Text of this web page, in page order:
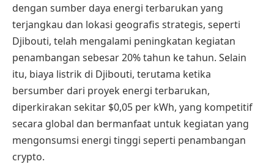
dengan sumber daya energi terbarukan yang
terjangkau dan lokasi geografis strategis, seperti
Djibouti, telah mengalami peningkatan kegiatan
penambangan sebesar 20% tahun ke tahun. Selain
itu, biaya listrik di Djibouti, terutama ketika
bersumber dari proyek energi terbarukan,
diperkirakan sekitar $0,05 per kWh, yang kompetitif
secara global dan bermanfaat untuk kegiatan yang
mengonsumsi energi tinggi seperti penambangan
crypto.